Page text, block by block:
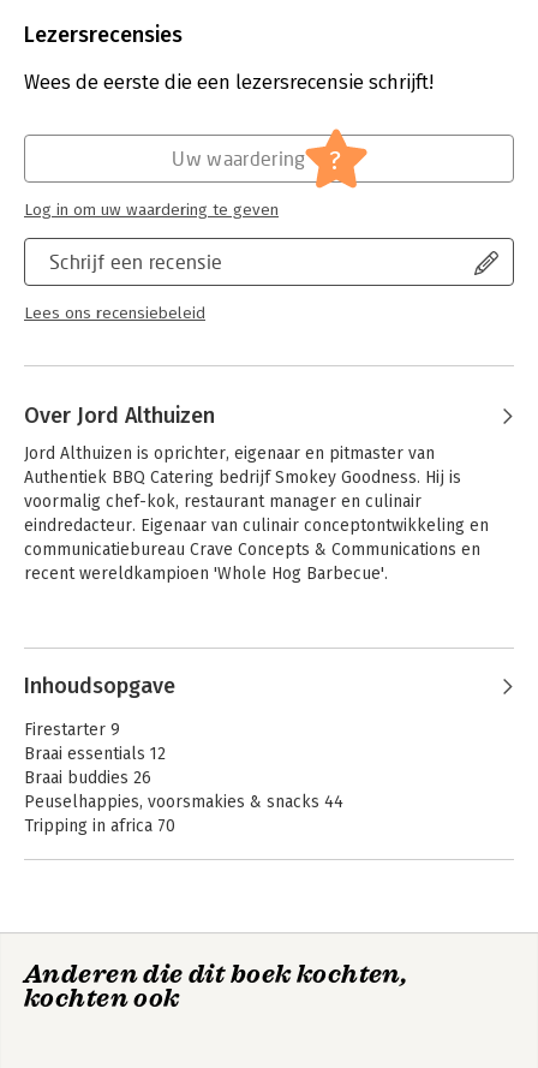
Uitgever:
Verschijningsdatum:
10-4-2018
Lezersrecensies
Wees de eerste die een lezersrecensie schrijft!
Schrijf een recensie
Lees ons recensiebeleid
Uw waardering ?
Log in om uw waardering te geven
Over Jord Althuizen
Jord Althuizen is oprichter, eigenaar en pitmaster van
Authentiek BBQ Catering bedrijf Smokey Goodness. Hij is
voormalig chef-kok, restaurant manager en culinair
eindredacteur. Eigenaar van culinair conceptontwikkeling en
communicatiebureau Crave Concepts & Communications en
recent wereldkampioen 'Whole Hog Barbecue'.
Andere boeken door Jord Althuizen
- Asian BBQ Flames
& Flavours
Inhoudsopgave
Firestarter 9
Braai essentials 12
Braai buddies 26
Peuselhappies, voorsmakies & snacks 44
Tripping in africa 70
Fiery veggies 170
Bigger, better bbq 182
Anderen die dit boek kochten,
kochten ook